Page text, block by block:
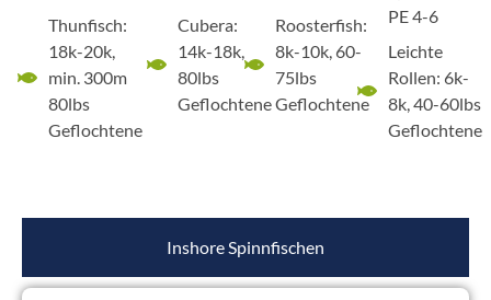
Thunfisch:
18k-20k,
min. 300m
80lbs
Geflochtene
Cubera:
14k-18k,
80lbs
Geflochtene
Roosterfish:
8k-10k, 60-
75lbs
Geflochtene
PE 4-6
Leichte
Rollen: 6k-
8k, 40-60lbs
Geflochtene
Inshore Spinnfischen